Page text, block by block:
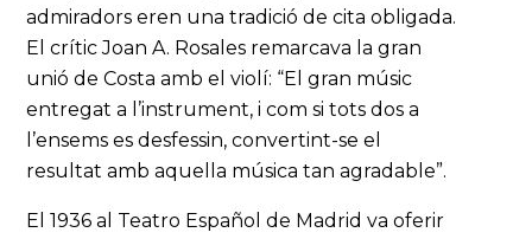
admiradors eren una tradició de cita obligada.
El crític Joan A. Rosales remarcava la gran
unió de Costa amb el violí: “El gran músic
entregat a l’instrument, i com si tots dos a
l’ensems es desfessin, convertint-se el
resultat amb aquella música tan agradable”.
El 1936 al Teatro Español de Madrid va oferir